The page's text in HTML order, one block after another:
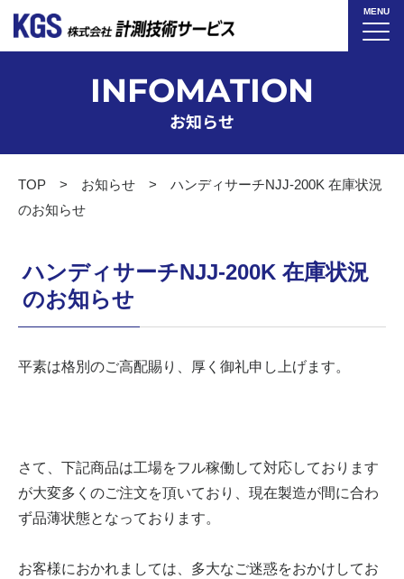
MENU
INFOMATION
お知らせ
TOP お知らせ
ハンディサーチNJJ-200K 在庫状況
のお知らせ
ハンディサーチNJJ-200K 在庫状況
のお知らせ
平素は格別のご高配賜り、厚く御礼申し上げます。
さて、下記商品は工場をフル稼働して対応しております
が大変多くのご注文を頂いており、現在製造が間に合わ
ず品薄状態となっております。
お客様におかれましては、多大なご迷惑をおかけしてお